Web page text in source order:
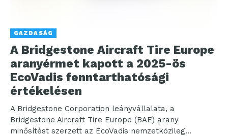
GAZDASÁG
A Bridgestone Aircraft Tire Europe
aranyérmet kapott a 2025-ös
EcoVadis fenntarthatósági
értékelésen
A Bridgestone Corporation leányvállalata, a
Bridgestone Aircraft Tire Europe (BAE) arany
minősítést szerzett az EcoVadis nemzetközileg